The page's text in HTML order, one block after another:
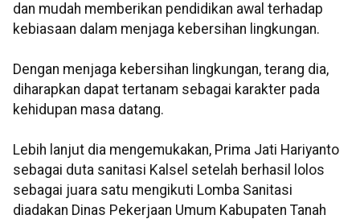
dan mudah memberikan pendidikan awal terhadap
kebiasaan dalam menjaga kebersihan lingkungan.
Dengan menjaga kebersihan lingkungan, terang dia,
diharapkan dapat tertanam sebagai karakter pada
kehidupan masa datang.
Lebih lanjut dia mengemukakan, Prima Jati Hariyanto
sebagai duta sanitasi Kalsel setelah berhasil lolos
sebagai juara satu mengikuti Lomba Sanitasi
diadakan Dinas Pekerjaan Umum Kabupaten Tanah